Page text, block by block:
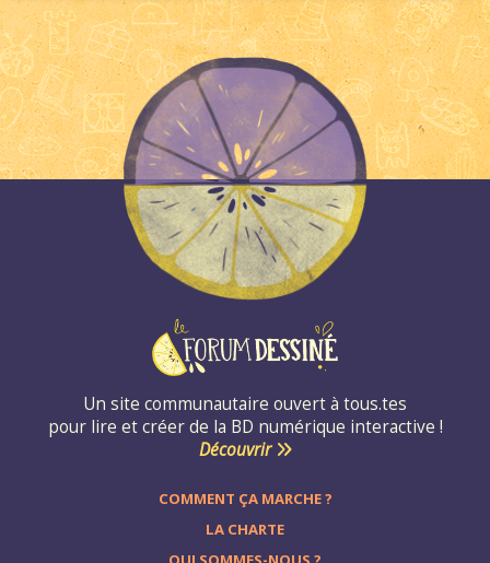
Un site communautaire ouvert à tous.tes
pour lire et créer de la BD numérique interactive !
Découvrir
COMMENT ÇA MARCHE ?
LA CHARTE